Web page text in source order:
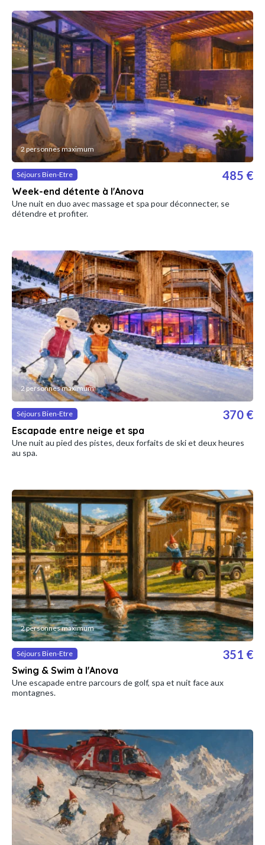
2 personnes maximum
Séjours Bien-Etre
Week-end détente à l'Anova
485 €
Une nuit en duo avec massage et spa pour déconnecter, se
détendre et profiter.
2 personnes maximum
Séjours Bien-Etre
Escapade entre neige et spa
370 €
Une nuit au pied des pistes, deux forfaits de ski et deux heures
au spa.
2 personnes maximum
Séjours Bien-Etre
Swing & Swim à l'Anova
351 €
Une escapade entre parcours de golf, spa et nuit face aux
montagnes.